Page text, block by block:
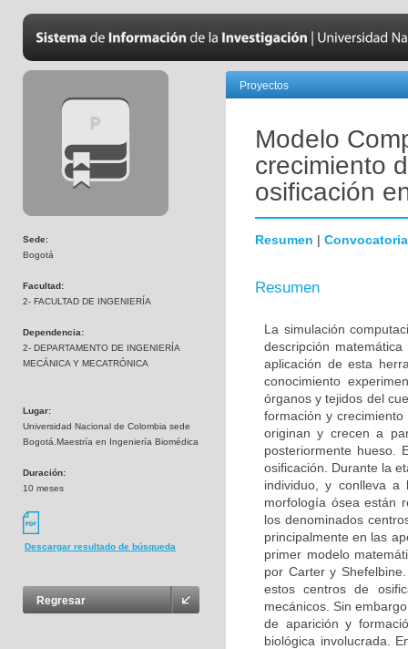
Sede:
Bogotá
Facultad:
2- FACULTAD DE INGENIERÍA
Dependencia:
2- DEPARTAMENTO DE INGENIERÍA
MECÁNICA Y MECATRÓNICA
Lugar:
Universidad Nacional de Colombia sede
Bogotá.Maestría en Ingeniería Biomédica
Duración:
10 meses
Descargar resultado de búsqueda
Regresar
Proyectos
Modelo
crecimiento
osificación
Resumen | Convocatoria
Resumen
La simulación
descripción
aplicación de esta
conocimiento
órganos y tejidos del
formación y
originan y crecen a
posteriormente hueso.
osificación. Durante la
individuo, y conlleva a
morfología ósea están
los denominados
principalmente en las
primer modelo
por Carter y
estos centros de
mecánicos. Sin
de aparición y
biológica involucrada.